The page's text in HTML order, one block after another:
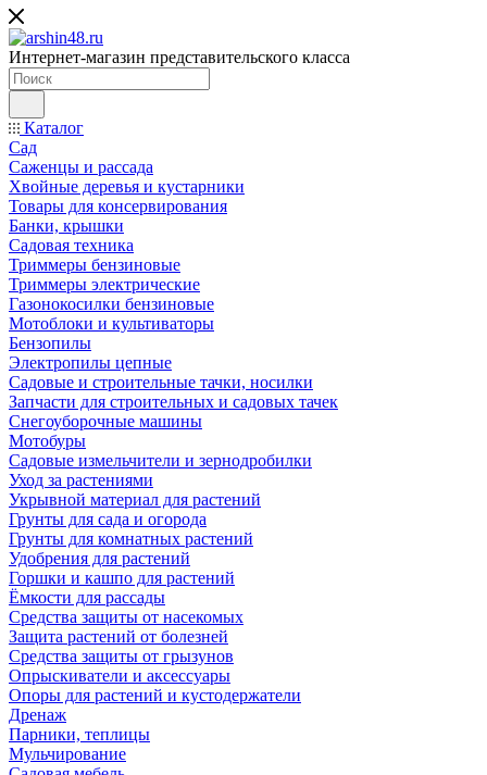
Интернет-магазин представительского класса
Каталог
Сад
Саженцы и рассада
Хвойные деревья и кустарники
Товары для консервирования
Банки, крышки
Садовая техника
Триммеры бензиновые
Триммеры электрические
Газонокосилки бензиновые
Мотоблоки и культиваторы
Бензопилы
Электропилы цепные
Садовые и строительные тачки, носилки
Запчасти для строительных и садовых тачек
Снегоуборочные машины
Мотобуры
Садовые измельчители и зернодробилки
Уход за растениями
Укрывной материал для растений
Грунты для сада и огорода
Грунты для комнатных растений
Удобрения для растений
Горшки и кашпо для растений
Ёмкости для рассады
Средства защиты от насекомых
Защита растений от болезней
Средства защиты от грызунов
Опрыскиватели и аксессуары
Опоры для растений и кустодержатели
Дренаж
Парники, теплицы
Мульчирование